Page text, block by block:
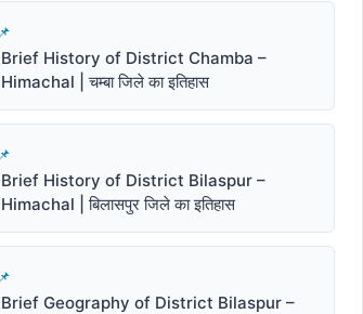
Brief History of District Chamba –
Himachal | चम्बा जिले का इतिहास
Brief History of District Bilaspur –
Himachal | बिलासपुर जिले का इतिहास
Brief Geography of District Bilaspur –